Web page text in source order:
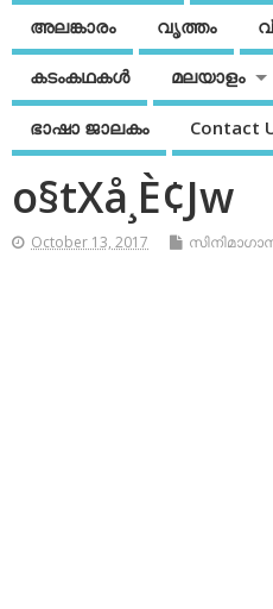
അലങ്കാരം വൃത്തം
കടംകഥകള്‍ മലയാളം
ഭാഷാ ജാലകം Contact
o§tXå¸È¢Jw
October 13, 2017